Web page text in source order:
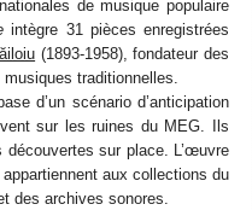
de musique populaire
intègre 31 pièces enregistrées
(1893-1958), fondateur des
traditionnelles.
d’un scénario d’anticipation
sur les ruines du MEG. Ils
sur place. L’œuvre
aux collections du
des archives sonores.